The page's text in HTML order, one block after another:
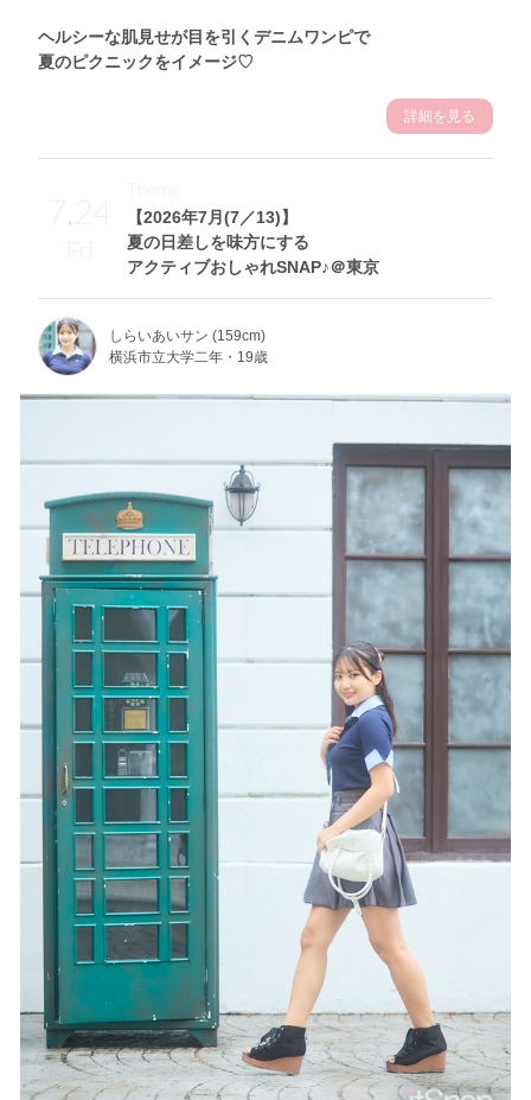
ヘルシーな肌見せが目を引くデニムワンピで
夏のピクニックをイメージ♡
詳細を見る
7.24
Fri
【2026年7月(7／13)】
夏の日差しを味方にする
アクティブおしゃれSNAP♪＠東京
Theme
しらいあいサン (159cm)
横浜市立大学二年・19歳